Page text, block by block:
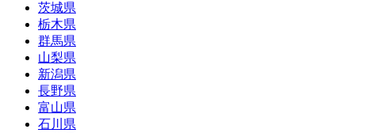
茨城県
栃木県
群馬県
山梨県
新潟県
長野県
富山県
石川県